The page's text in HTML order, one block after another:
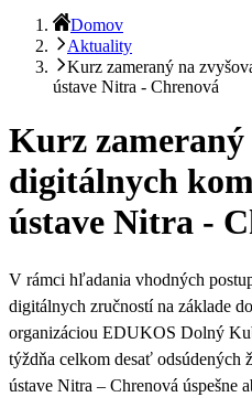
Domov
Aktuality
Kurz zameraný na
ústave Nitra - Chrenová
Kurz zameraný
digitálnych
ústave Nitra -
V rámci hľadania vhodných
digitálnych zručností na základe
organizáciou EDUKOS Dolný
týždňa celkom desať odsúdených
ústave Nitra – Chrenová úspešne